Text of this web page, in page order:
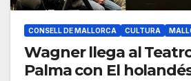
CONSELL DE MALLORCA CULTURA
Wagner llega al
Palma con El